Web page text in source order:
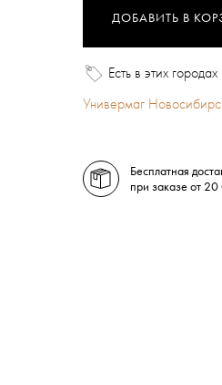
ДОБАВИТЬ В
Есть в этих городах
Универмаг
Бесплатная
при заказе от